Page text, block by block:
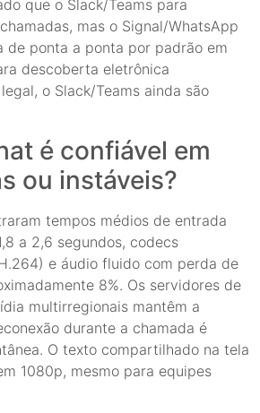
que o Slack/Teams para
mas o Signal/WhatsApp
de ponta a ponta por padrão em
descoberta eletrônica
o Slack/Teams ainda são
é confiável em
ou instáveis?
tempos médios de entrada
a 2,6 segundos, codecs
e áudio fluido com perda de
8%. Os servidores de
multirregionais mantêm a
durante a chamada é
O texto compartilhado na tela
1080p, mesmo para equipes